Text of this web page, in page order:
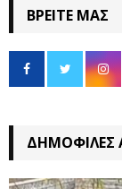
ΒΡΕΊΤΕ ΜΑΣ
ΔΗΜΟΦΙΛΈΣ